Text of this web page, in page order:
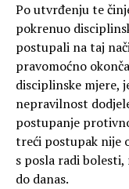
Po utvrđenju te
pokrenuo
postupali na taj
pravomoćno
disciplinske mjere,
nepravilnost
postupanje
treći postupak nije
s posla radi
do danas.